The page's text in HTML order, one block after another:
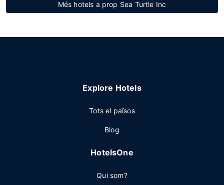
Més hotels a prop Sea Turtle Inc
Explore Hotels
Tots el països
Blog
HotelsOne
Qui som?